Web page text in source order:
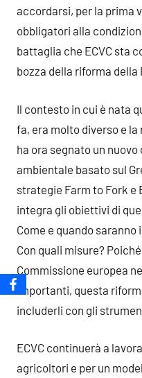
accordarsi, per la prima
obbligatori alla
battaglia che ECVC sta
bozza della riforma della
Il contesto in cui è nata
fa, era molto diverso e la
ha ora segnato un
ambientale basato sul
strategie Farm to Fork e
integra gli obiettivi di
Come e quando
Con quali misure?
Commissione europea
importanti, questa
includerli con gli
ECVC continuerà a
agricoltori e per un